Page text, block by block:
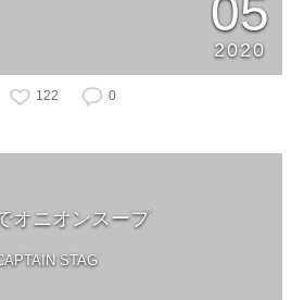
05
2020
122 0
オニオンスープ
STAG